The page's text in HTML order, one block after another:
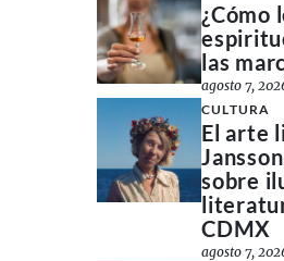
¿Cómo
las
agosto 7,
CULTURA
El arte
sobre
CDMX
agosto 7,